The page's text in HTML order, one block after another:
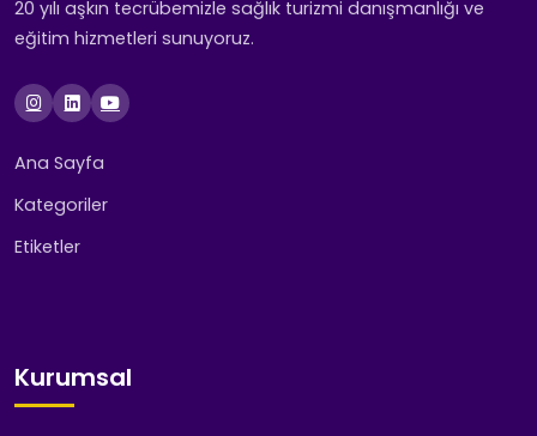
20 yılı aşkın tecrübemizle sağlık turizmi danışmanlığı ve
eğitim hizmetleri sunuyoruz.
Ana Sayfa
Kategoriler
Etiketler
Kurumsal